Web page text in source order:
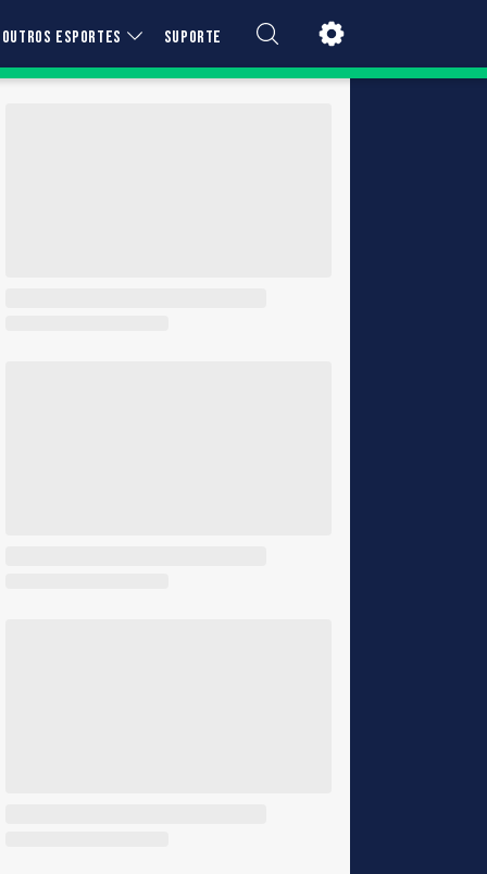
OUTROS ESPORTES SUPORTE